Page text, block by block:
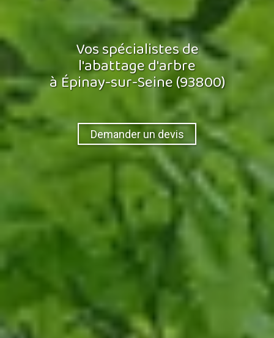
Vos spécialistes de
l'abattage d'arbre
à Épinay-sur-Seine (93800)
Demander un devis